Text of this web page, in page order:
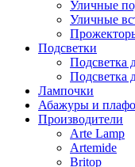
Уличные
Уличные
Подсветки
Подсветка
Подсветка
Лампочки
Абажуры и
Производители
Arte Lamp
Artemide
Britop